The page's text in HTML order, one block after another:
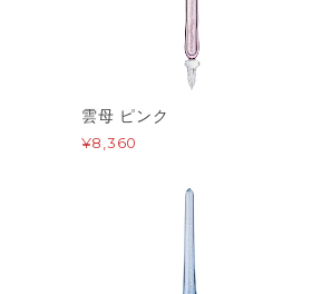
雲母 ピンク
¥8,360